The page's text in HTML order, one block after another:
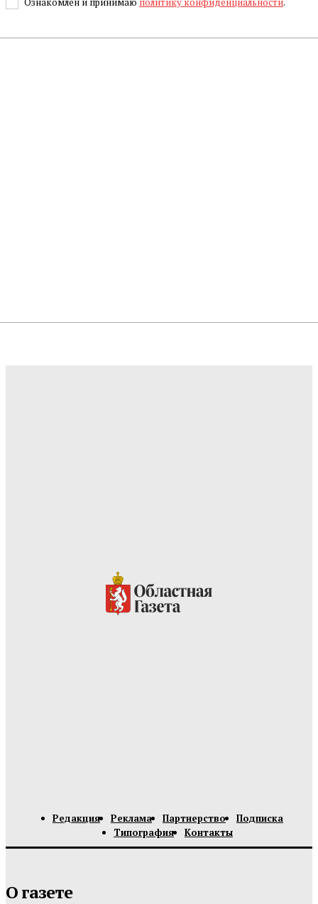
Редакция Реклама Партнерство
Подписка
Типография
Контакты
О газете